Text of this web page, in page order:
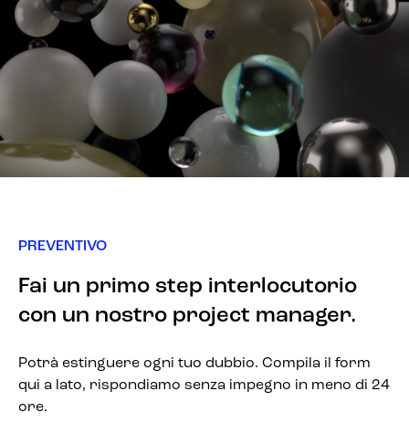
PREVENTIVO
Fai un primo step interlocutorio
con un nostro project manager.
Potrà estinguere ogni tuo dubbio. Compila il form
qui a lato, rispondiamo senza impegno in meno di 24
ore.